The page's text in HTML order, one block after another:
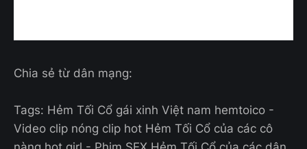
Chia sẻ từ dân mạng:
Tags: Hẻm Tối Cổ gái xinh Việt nam hemtoico -
Video clip nóng clip hot Hẻm Tối Cổ của các cô